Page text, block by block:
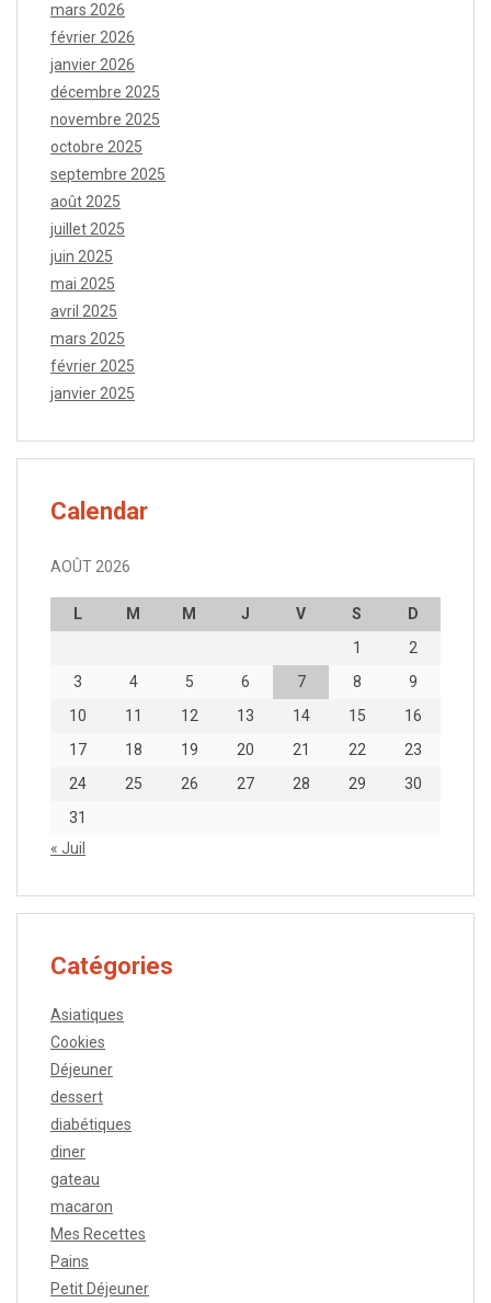
mars 2026
février 2026
janvier 2026
décembre 2025
novembre 2025
octobre 2025
septembre 2025
août 2025
juillet 2025
juin 2025
mai 2025
avril 2025
mars 2025
février 2025
janvier 2025
Calendar
AOÛT 2026
L M M J V S
D
1
2
3
4 5 6 7 8
9
10
11 12 13 14 15
16
17
18 19 20 21 22
23
24
25 26 27 28 29
30
31
« Juil
Catégories
Asiatiques
Cookies
Déjeuner
dessert
diabétiques
diner
gateau
macaron
Mes Recettes
Pains
Petit Déjeuner